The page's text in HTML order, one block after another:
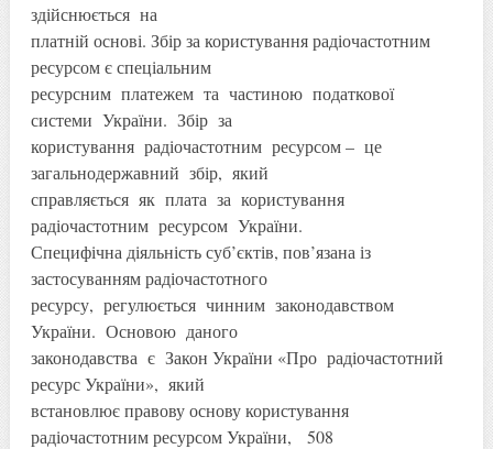
здійснюється на
платній основі. Збір за користування радіочастотним
ресурсом є спеціальним
ресурсним платежем та частиною податкової
системи України. Збір за
користування радіочастотним ресурсом – це
загальнодержавний збір, який
справляється як плата за користування
радіочастотним ресурсом України.
Специфічна діяльність суб’єктів, пов’язана із
застосуванням радіочастотного
ресурсу, регулюється чинним законодавством
України. Основою даного
законодавства є Закон України «Про радіочастотний
ресурс України», який
встановлює правову основу користування
радіочастотним ресурсом України, 508